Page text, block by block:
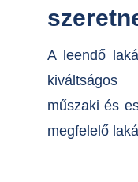
A leendő
műszaki és
megfelelő